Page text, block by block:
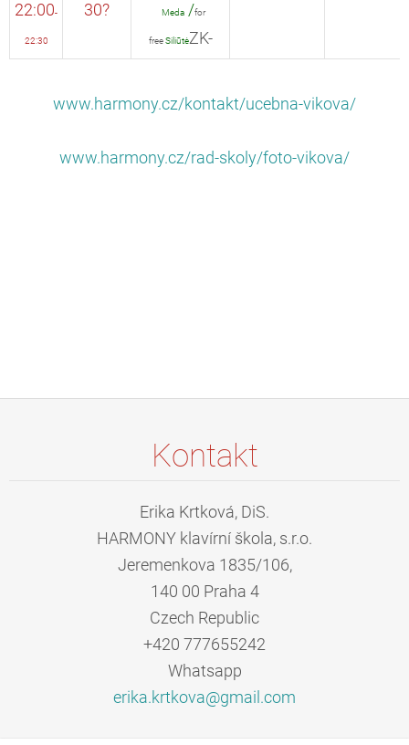
22:00-
22:30
30? Meda/for
freeSiliūtėZK-
www.harmony.cz/kontakt/ucebna-vikova/
www.harmony.cz/rad-skoly/foto-vikova/
Kontakt
Erika Krtková, DiS.
HARMONY klavírní škola, s.r.o.
Jeremenkova 1835/106,
140 00 Praha 4
Czech Republic
+420 777655242
Whatsapp
erika.krtkova@gmail.com